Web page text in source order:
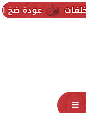
المياه تدريجيًا
محافظات